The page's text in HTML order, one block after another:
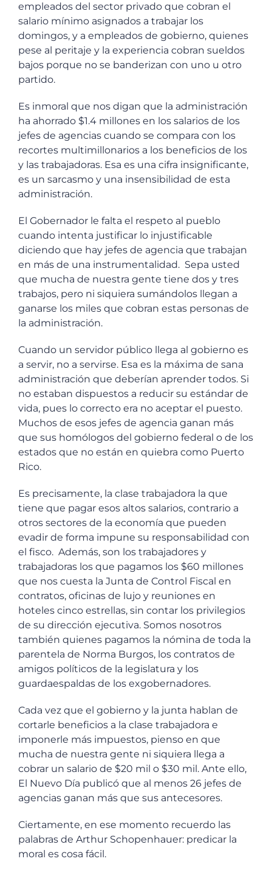
empleados del sector privado que cobran el
salario mínimo asignados a trabajar los
domingos, y a empleados de gobierno, quienes
pese al peritaje y la experiencia cobran sueldos
bajos porque no se banderizan con uno u otro
partido.
Es inmoral que nos digan que la administración
ha ahorrado $1.4 millones en los salarios de los
jefes de agencias cuando se compara con los
recortes multimillonarios a los beneficios de los
y las trabajadoras. Esa es una cifra insignificante,
es un sarcasmo y una insensibilidad de esta
administración.
El Gobernador le falta el respeto al pueblo
cuando intenta justificar lo injustificable
diciendo que hay jefes de agencia que trabajan
en más de una instrumentalidad. Sepa usted
que mucha de nuestra gente tiene dos y tres
trabajos, pero ni siquiera sumándolos llegan a
ganarse los miles que cobran estas personas de
la administración.
Cuando un servidor público llega al gobierno es
a servir, no a servirse. Esa es la máxima de sana
administración que deberían aprender todos. Si
no estaban dispuestos a reducir su estándar de
vida, pues lo correcto era no aceptar el puesto.
Muchos de esos jefes de agencia ganan más
que sus homólogos del gobierno federal o de los
estados que no están en quiebra como Puerto
Rico.
Es precisamente, la clase trabajadora la que
tiene que pagar esos altos salarios, contrario a
otros sectores de la economía que pueden
evadir de forma impune su responsabilidad con
el fisco. Además, son los trabajadores y
trabajadoras los que pagamos los $60 millones
que nos cuesta la Junta de Control Fiscal en
contratos, oficinas de lujo y reuniones en
hoteles cinco estrellas, sin contar los privilegios
de su dirección ejecutiva. Somos nosotros
también quienes pagamos la nómina de toda la
parentela de Norma Burgos, los contratos de
amigos políticos de la legislatura y los
guardaespaldas de los exgobernadores.
Cada vez que el gobierno y la junta hablan de
cortarle beneficios a la clase trabajadora e
imponerle más impuestos, pienso en que
mucha de nuestra gente ni siquiera llega a
cobrar un salario de $20 mil o $30 mil. Ante ello,
El Nuevo Día publicó que al menos 26 jefes de
agencias ganan más que sus antecesores.
Ciertamente, en ese momento recuerdo las
palabras de Arthur Schopenhauer: predicar la
moral es cosa fácil.